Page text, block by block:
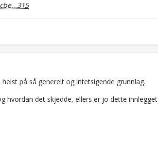
på så generelt og intetsigende grunnlag.
hvordan det skjedde, ellers er jo dette